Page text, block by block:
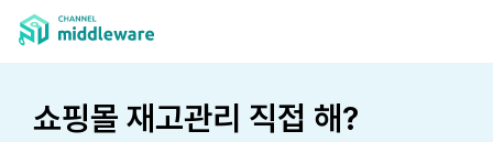
쇼핑몰 재고관리 직접 해?